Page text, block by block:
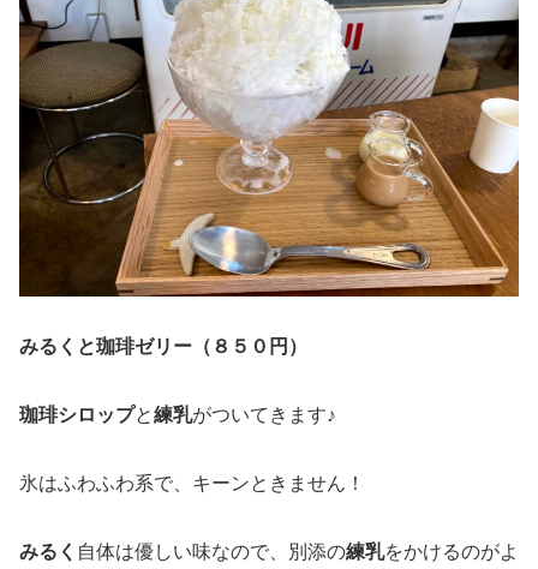
みるくと珈琲ゼリー（８５０円）
珈琲シロップと練乳がついてきます♪
氷はふわふわ系で、キーンときません！
みるく 自体は優しい味なので、別添の練乳をかけるのがよ